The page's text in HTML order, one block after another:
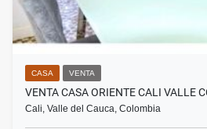
CASA VENTA
VENTA CASA ORIENTE CALI VALLE
Cali, Valle del Cauca, Colombia